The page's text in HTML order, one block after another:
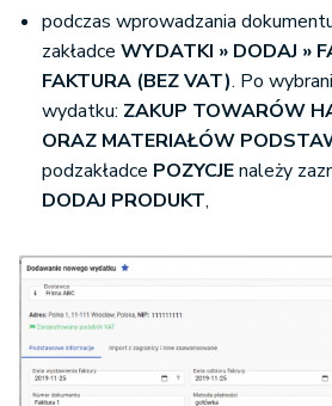
podczas wprowadzania
zakładce WYDATKI » DODAJ »
FAKTURA (BEZ VAT). Po
wydatku: ZAKUP TOWARÓW
ORAZ MATERIAŁÓW
podzakładce POZYCJEnależy
DODAJ PRODUKT,